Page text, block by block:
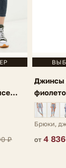
₽
Джинсы
голубые
Брюки,
от4